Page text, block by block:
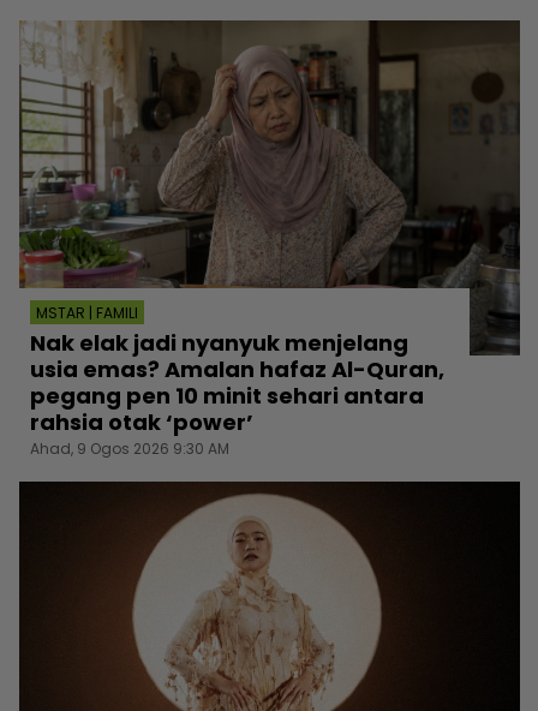
MSTAR | FAMILI
Nak elak jadi nyanyuk menjelang
usia emas? Amalan hafaz Al-Quran,
pegang pen 10 minit sehari antara
rahsia otak ‘power’
Ahad, 9 Ogos 2026 9:30 AM